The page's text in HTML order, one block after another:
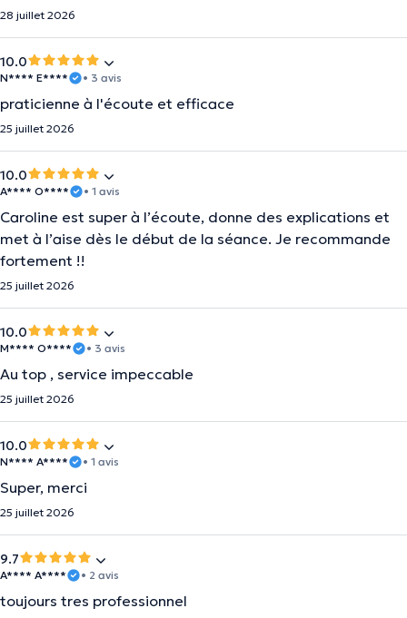
28 juillet 2026
10.0
N**** E**** • 3 avis
praticienne à l'écoute et efficace
25 juillet 2026
10.0
A**** O**** • 1 avis
Caroline est super à l’écoute, donne des explications et
met à l’aise dès le début de la séance. Je recommande
fortement !!
25 juillet 2026
10.0
M**** O**** • 3 avis
Au top , service impeccable
25 juillet 2026
10.0
N**** A**** • 1 avis
Super, merci
25 juillet 2026
9.7
A**** A**** • 2 avis
toujours tres professionnel